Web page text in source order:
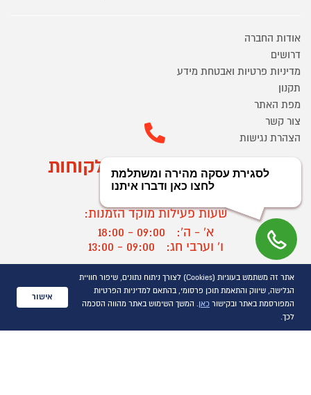
אודות החברה
דרושים
מדיניות פרטיות ואבטחת מידע
תקנון
מפת האתר
צור קשר
הצהרת נגישות
מוקד הזמנות ושירות לקוחות
03-9545370
שעות פעילות מוקד הזמנות:
א' - ה':
09:00 - 18:00
ו' וערבי חג:
09:00 - 13:00
שעות פעילות מוקד שירות לקוחות:
א' - ד':
09:00 - 16:30
ה :
09:00 - 16:00
אתר זה משתמש בעוגיות (Cookies) לצורך ניתוח נתונים, שיפור חוויית
הגלישה, שיווק והתאמת תוכן פרסומי, בהתאם למדיניות הפרטיות
המפורסמת באתר ובקישור כאן. המשך השימוש באתר מהווה הסכמה
לכך.
אישור